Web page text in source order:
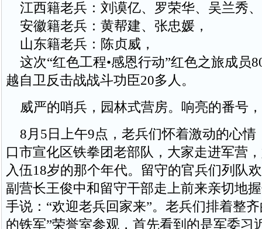
江西籍老兵：刘谟亿、罗荣华、吴兰秀
安徽籍老兵：黄帮建、张忠媛，
山东籍老兵：陈贞威，
这次“红色工程•感恩行动”红色之旅成员
越自卫反击战战斗功臣20多人。
威严的哨兵，园林式营房。响亮的番号
8月5日上午9点，老兵们怀着激动的心情
口市宣化区铁拳团老部队，大家走进军营
入伍18岁的那个年代。留守的官兵们列队
副营长王俊中和留守干部走上前来亲切地
手说：“欢迎老兵回家来”。老兵们排着整
的铁军”荣誉室参观，首先看到的是军委习